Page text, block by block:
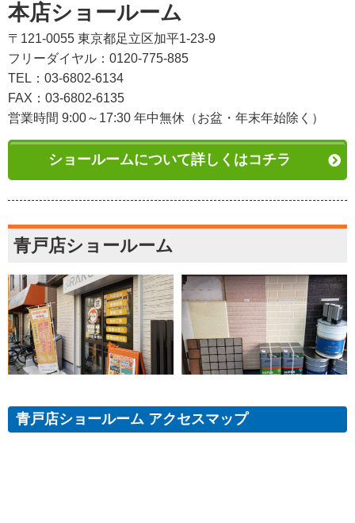
本店ショールーム
〒121-0055 東京都足立区加平1-23-9
フリーダイヤル：0120-775-885
TEL：03-6802-6134
FAX：03-6802-6135
営業時間 9:00～17:30 年中無休（お盆・年末年始除く）
ショールームについて詳しくはコチラ
青戸店ショールーム
青戸店ショールーム アクセスマップ